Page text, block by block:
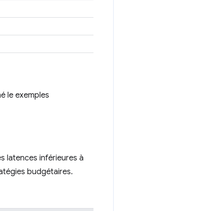
le exemples
latences inférieures à
budgétaires.